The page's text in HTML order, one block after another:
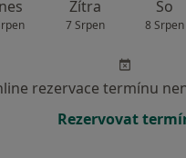
Zítra
7 Srpen
So
8 Srpen
rezervace termínu
Rezervovat